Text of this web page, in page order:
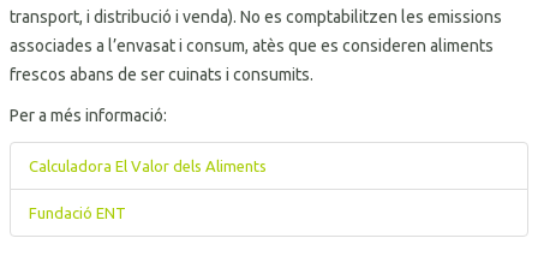
transport, i distribució i venda). No es comptabilitzen les emissions
associades a l’envasat i consum, atès que es consideren aliments
frescos abans de ser cuinats i consumits.
Per a més informació:
Calculadora El Valor dels Aliments
Fundació ENT